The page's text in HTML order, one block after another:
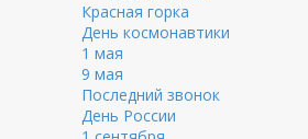
Красная горка
День космонавтики
1 мая
9 мая
Последний звонок
День России